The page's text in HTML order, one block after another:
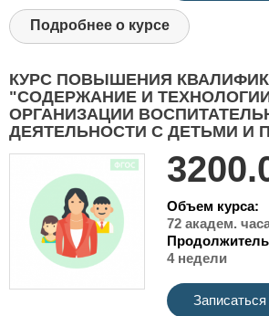
Подробнее о курсе
КУРС ПОВЫШЕНИЯ
"СОДЕРЖАНИЕ И
ОРГАНИЗАЦИИ
ДЕЯТЕЛЬНОСТИ С ДЕТЬМИ И
Объем курса:
72 академ.
4 недели
Записаться